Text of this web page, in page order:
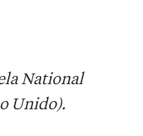
National
Unido).